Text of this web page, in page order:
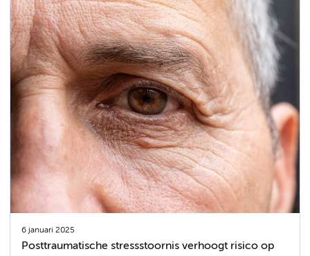
6 januari 2025
Posttraumatische stressstoornis verhoogt risico op